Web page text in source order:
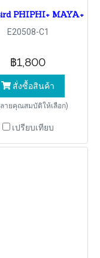
By Speedboat
PHIPHI+
E20508-C1
฿1,800
สั่งซื้อสินค้า
ายคุณสมบัติให้เลือก)
เปรียบเทียบ